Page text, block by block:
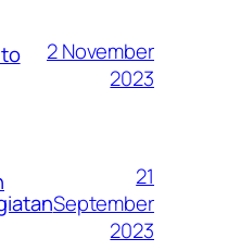
2 November
2023
21
September
2023